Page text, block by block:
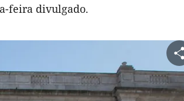
feira divulgado.